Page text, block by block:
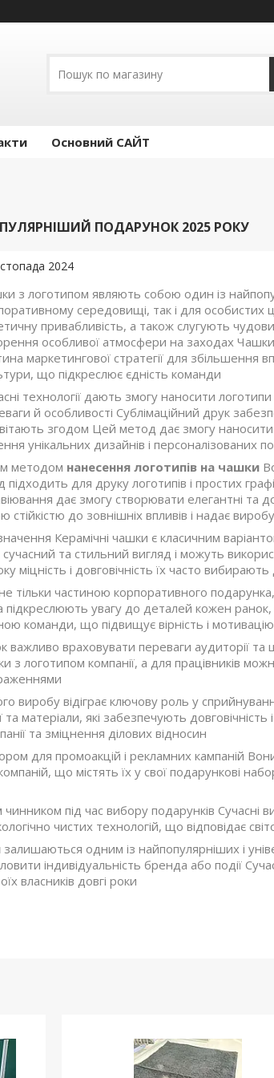
Основний САЙТ
ПОДАРУНОК 2025 РОКУ
2024
з логотипом являють собою один із
середовищі, так і для особистих
привабливість, а також слугують
особливої атмосфери на заходах
маркетингової стратегії для збільшення
що підкреслює єдність команди
технології дають змогу наносити
й особливості Сублімаційний друк
згодом Цей метод дає змогу
унікальних дизайнів і персоналізованих
методом нанесення логотипів на чашки
для друку логотипів і простих
дає змогу створювати елегантні та
до зовнішніх впливів і надає
Керамічні чашки є класичним
та стильний вигляд і можуть
міцність і довговічність їх часто
тільки частиною корпоративного
увагу до деталей кожен
команди, що підвищує вірність і мотивацію
враховувати переваги аудиторії та
з логотипом компанії, а для працівників
виробу відіграє ключову роль у
та матеріали, які забезпечують
та зміцнення ділових відносин
для промоакцій і рекламних кампаній
що містять їх у свої подарункові
чинником під час вибору подарунків
чистих технологій, що відповідає
залишаються одним із найпопулярніших і
індивідуальність бренда або події
власників довгі роки